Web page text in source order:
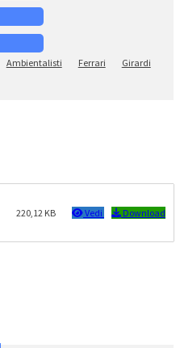
Ambientalisti Ferrari
Girardi
220,12 KB Vedi Download